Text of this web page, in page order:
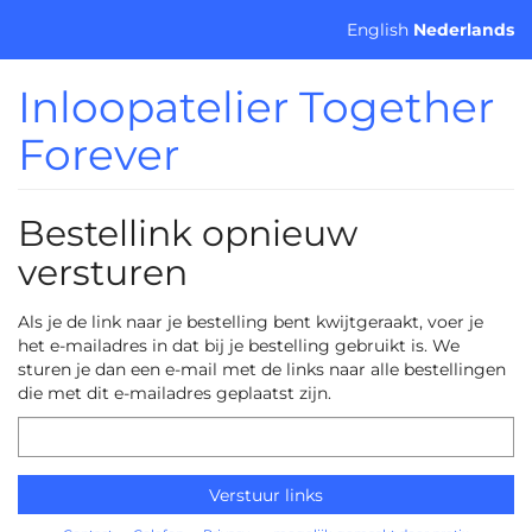
English Nederlands
Inloopatelier Together
Forever
Bestellink opnieuw
versturen
Als je de link naar je bestelling bent kwijtgeraakt, voer je
het e-mailadres in dat bij je bestelling gebruikt is. We
sturen je dan een e-mail met de links naar alle bestellingen
die met dit e-mailadres geplaatst zijn.
mail
Verstuur links